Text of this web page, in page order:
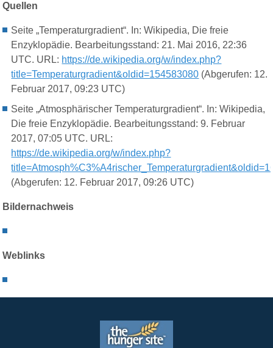
Quellen
Seite „Temperaturgradient“. In: Wikipedia, Die freie
Enzyklopädie. Bearbeitungsstand: 21. Mai 2016, 22:36
UTC. URL: https://de.wikipedia.org/w/index.php?
title=Temperaturgradient&oldid=154583080 (Abgerufen: 12.
Februar 2017, 09:23 UTC)
Seite „Atmosphärischer Temperaturgradient“. In: Wikipedia,
Die freie Enzyklopädie. Bearbeitungsstand: 9. Februar
2017, 07:05 UTC. URL:
https://de.wikipedia.org/w/index.php?
(Abgerufen: 12. Februar 2017, 09:26 UTC)
Bildernachweis
Weblinks